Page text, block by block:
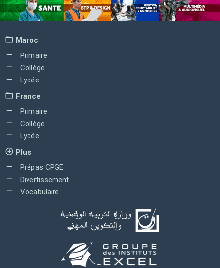
Maroc
Primaire
Collège
Lycée
France
Primaire
Collège
Lycée
Plus
Prépas CPGE
Divertissement
Vocabulaire